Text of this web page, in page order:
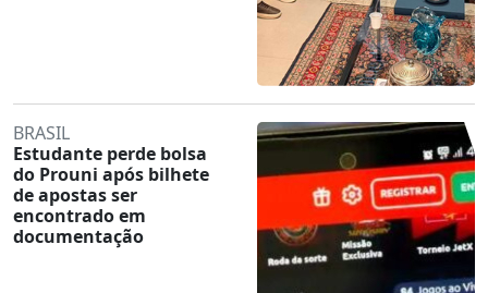
BRASIL
Estudante perde bolsa
do Prouni após bilhete
de apostas ser
encontrado em
documentação